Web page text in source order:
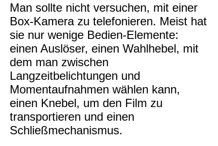
Man sollte nicht versuchen, mit einer
Box-Kamera zu telefonieren. Meist hat
sie nur wenige Bedien-Elemente:
einen Auslöser, einen Wahlhebel, mit
dem man zwischen
Langzeitbelichtungen und
Momentaufnahmen wählen kann,
einen Knebel, um den Film zu
transportieren und einen
Schließmechanismus.